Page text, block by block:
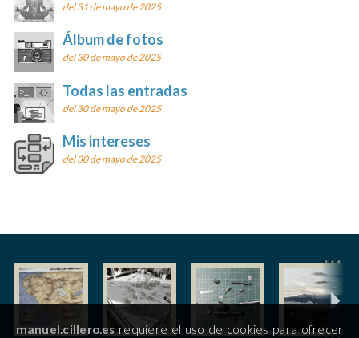
del 31 de mayo de 2025
Álbum de fotos
del 30 de mayo de 2025
Todas las entradas
del 30 de mayo de 2025
Mis intereses
del 30 de mayo de 2025
manuel.cillero.esrequiere el uso de cookies para ofrecer